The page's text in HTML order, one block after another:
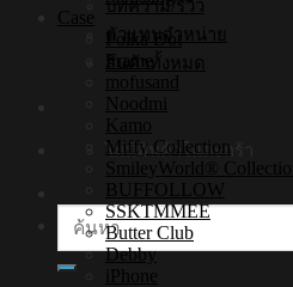
บทความ/รีวิว
ตัวแทนจำหน่าย
สินค้าทั้งหมด
ไม่มีสินค้าในตะกร้า
ค้นหา:
Case
Polka Dot
Frame
mofusand
Noodmi
Kamo
Miffy Collection
SmileyWorld® Collection
BUFFOLLOW
SSKTMMEE
Butter Club
Debby
iPhone